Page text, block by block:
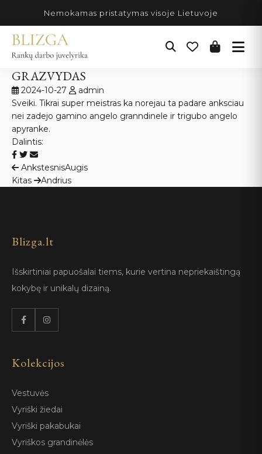
turinio
Nemokamas pristatymas visoje Lietuvoje
GRAZVYDAS
2024-10-27
admin
Sveiki. Tikrai super meistras ka norejau ta padare anksciau
nei zadejo gamino angelo granndinele ir trigubo angelo
apyranke.
Dalintis:
Navigacija
tarp
AnkstesnisAugis
Kitas
Andrius
Blizga.lt
Išskirtiniai papuošalai tiems, kurie vertina nepriekaištingą
kokybę ir unikalų dizainą.
Kolekcijos
Vestuvės
Vyriški žiedai
Vyriški pakabukai
Vyriškos grandinėlės